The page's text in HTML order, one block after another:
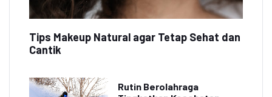
Tips Makeup Natural agar Tetap Sehat dan
Cantik
Rutin Berolahraga